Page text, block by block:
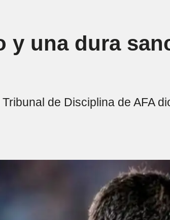
y una dura
de Disciplina de AFA